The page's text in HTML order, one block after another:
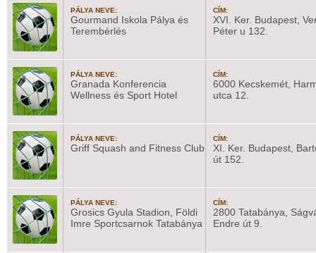
PÁLYA NEVE:
Gourmand Iskola Pálya és
Terembérlés
CÍM:
XVI. Ker. Budapest,
Péter u 132.
PÁLYA NEVE:
Granada Konferencia
Wellness és Sport Hotel
CÍM:
6000 Kecskemét,
utca 12.
PÁLYA NEVE:
Griff Squash and Fitness Club
CÍM:
XI. Ker. Budapest,
út 152.
PÁLYA NEVE:
Grosics Gyula Stadion, Földi
Imre Sportcsarnok Tatabánya
CÍM:
2800 Tatabánya,
Endre út 9.